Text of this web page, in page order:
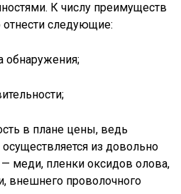
К числу преимуществ
следующие:
обнаружения;
в плане цены, ведь
из довольно
меди, пленки оксидов олова,
внешнего проволочного